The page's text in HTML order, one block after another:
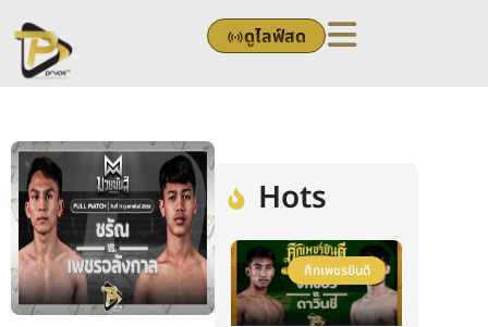
to
content
ดูไลฟ์สด
Hots
ศึกเพชรยินดี